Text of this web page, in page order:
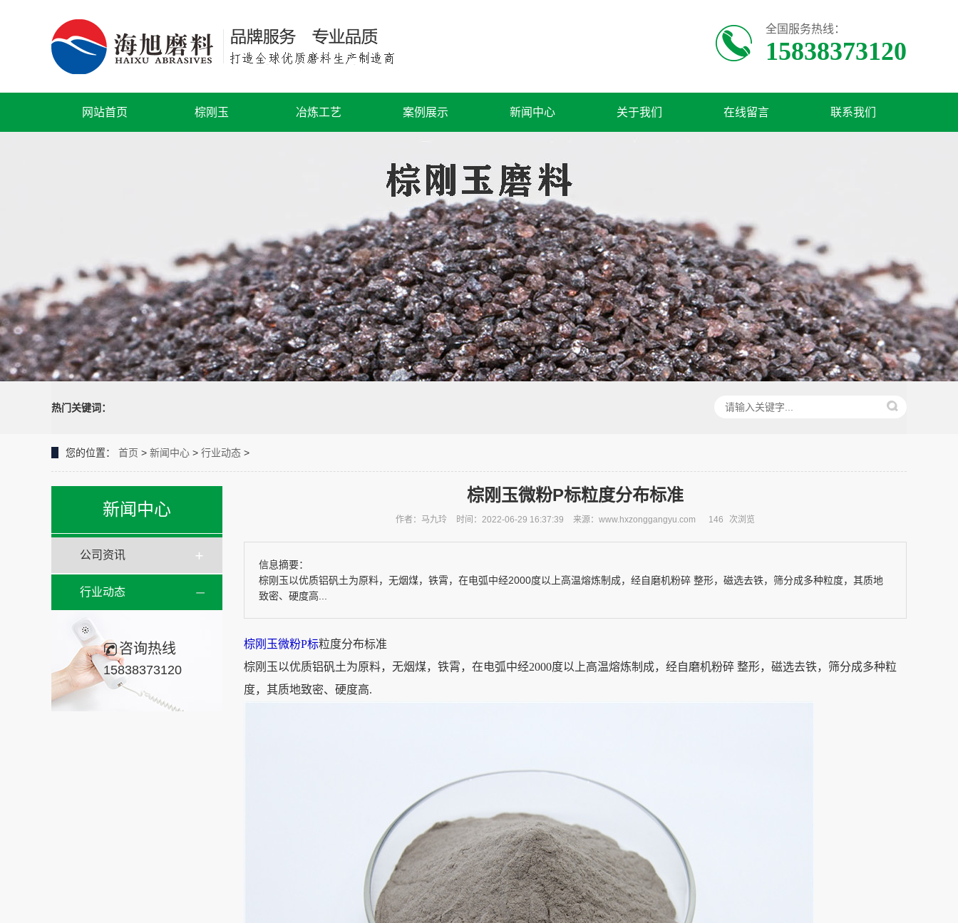
全国服务热线：
15838373120
网站首页 棕刚玉 冶炼工艺 案例展示 新闻中心 关于我们 在线留言 联系我们
热门关键词：
您的位置： 首页 > 新闻中心 > 行业动态 >
新闻中心
公司资讯
行业动态
咨询热线
15838373120
棕刚玉微粉P标粒度分布标准
作者：马九玲 时间：2022-06-29 16:37:39 来源：www.hxzonggangyu.com 146 次浏览
信息摘要：
棕刚玉以优质铝矾土为原料，无烟煤，铁霄，在电弧中经2000度以上高温熔炼制成，经自磨机粉碎 整形，磁选去铁，筛分成多种粒度，其质地
致密、硬度高...
棕刚玉微粉P标粒度分布标准
棕刚玉以优质铝矾土为原料，无烟煤，铁霄，在电弧中经2000度以上高温熔炼制成，经自磨机粉碎 整形，磁选去铁，筛分成多种粒
度，其质地致密、硬度高.